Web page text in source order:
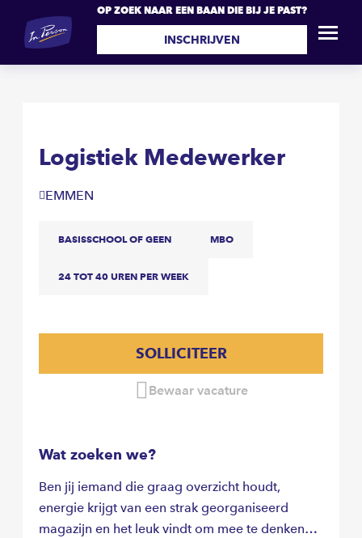
OP ZOEK NAAR EEN BAAN DIE BIJ JE PAST?
INSCHRIJVEN
Logistiek Medewerker
EMMEN
BASISSCHOOL OF GEEN MBO
24 TOT 40 UREN PER WEEK
SOLLICITEER
Bewaar vacature
Wat zoeken we?
Ben jij iemand die graag overzicht houdt,
energie krijgt van een strak georganiseerd
magazijn en het leuk vindt om mee te denken
Logistiek Medewerker SOLLICITEER